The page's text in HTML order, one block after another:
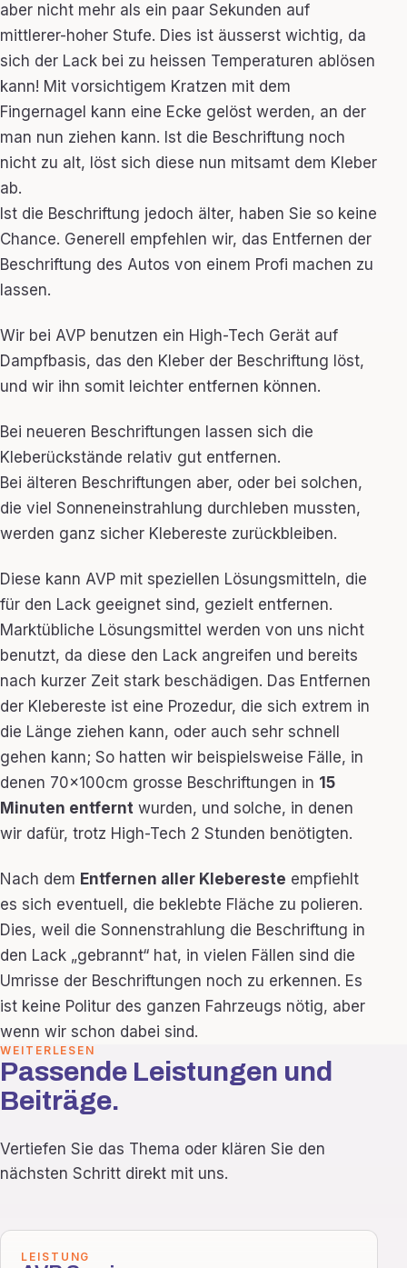
aber nicht mehr als ein paar Sekunden auf
mittlerer-hoher Stufe. Dies ist äusserst wichtig, da
sich der Lack bei zu heissen Temperaturen ablösen
kann! Mit vorsichtigem Kratzen mit dem
Fingernagel kann eine Ecke gelöst werden, an der
man nun ziehen kann. Ist die Beschriftung noch
nicht zu alt, löst sich diese nun mitsamt dem Kleber
ab.
Ist die Beschriftung jedoch älter, haben Sie so keine
Chance. Generell empfehlen wir, das Entfernen der
Beschriftung des Autos von einem Profi machen zu
lassen.
Wir bei AVP benutzen ein High-Tech Gerät auf
Dampfbasis, das den Kleber der Beschriftung löst,
und wir ihn somit leichter entfernen können.
Bei neueren Beschriftungen lassen sich die
Kleberückstände relativ gut entfernen.
Bei älteren Beschriftungen aber, oder bei solchen,
die viel Sonneneinstrahlung durchleben mussten,
werden ganz sicher Klebereste zurückbleiben.
Diese kann AVP mit speziellen Lösungsmitteln, die
für den Lack geeignet sind, gezielt entfernen.
Marktübliche Lösungsmittel werden von uns nicht
benutzt, da diese den Lack angreifen und bereits
nach kurzer Zeit stark beschädigen. Das Entfernen
der Klebereste ist eine Prozedur, die sich extrem in
die Länge ziehen kann, oder auch sehr schnell
gehen kann; So hatten wir beispielsweise Fälle, in
denen 70x100cm grosse Beschriftungen in 15
Minuten entfernt wurden, und solche, in denen
wir dafür, trotz High-Tech 2 Stunden benötigten.
Nach dem Entfernen aller Klebereste empfiehlt
es sich eventuell, die beklebte Fläche zu polieren.
Dies, weil die Sonnenstrahlung die Beschriftung in
den Lack „gebrannt“ hat, in vielen Fällen sind die
Umrisse der Beschriftungen noch zu erkennen. Es
ist keine Politur des ganzen Fahrzeugs nötig, aber
wenn wir schon dabei sind.
WEITERLESEN
Passende Leistungen und
Beiträge.
Vertiefen Sie das Thema oder klären Sie den
nächsten Schritt direkt mit uns.
LEISTUNG